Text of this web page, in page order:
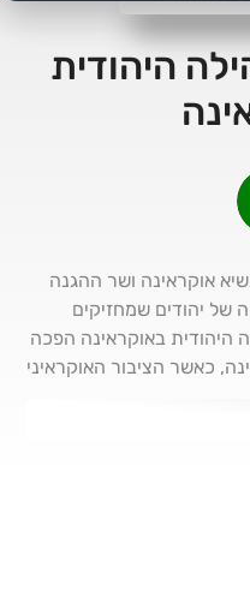
היהודית
נשיא אוקראינה ושר ההגנה
של יהודים שמחזיקים
היהודית באוקראינה הפכה
כאשר הציבור האוקראיני
לחצי מיליון יהודים
הקהילה היהודית
על יוצאי ברית המועצות